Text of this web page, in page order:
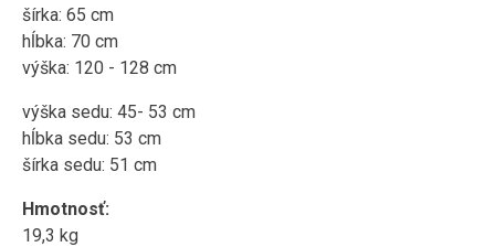
šírka: 65 cm
hĺbka: 70 cm
výška: 120 - 128 cm
výška sedu: 45- 53 cm
hĺbka sedu: 53 cm
šírka sedu: 51 cm
Hmotnosť:
19,3 kg